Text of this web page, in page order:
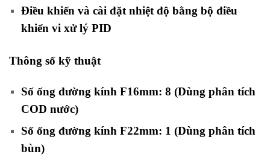
Điều khiển và cài đặt nhiệt độ bằng bộ điều
khiển vi xử lý PID
Thông số kỹ thuật
Số ống đường kính F16mm: 8 (Dùng phân tích
COD nước)
Số ống đường kính F22mm: 1 (Dùng phân tích
bùn)